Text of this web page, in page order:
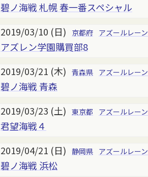
碧ノ海戦 札幌 春一番スペシャル
2019/03/10 (日)
京都府 アズールレーン
アズレン学園購買部8
2019/03/21 (木) 青森県 アズールレーン
碧ノ海戦 青森
2019/03/23 (土) 東京都 アズールレーン
君望海戦４
2019/04/21 (日) 静岡県 アズールレーン
碧ノ海戦 浜松